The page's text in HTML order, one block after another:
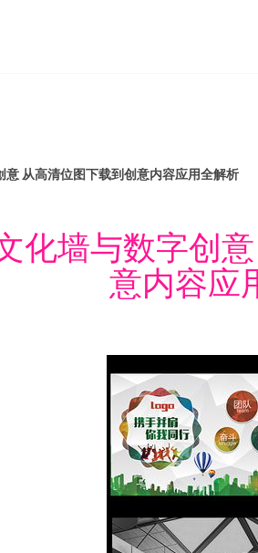
意 从高清位图下载到创意内容应用全解析
化墙与数字创
意内容应